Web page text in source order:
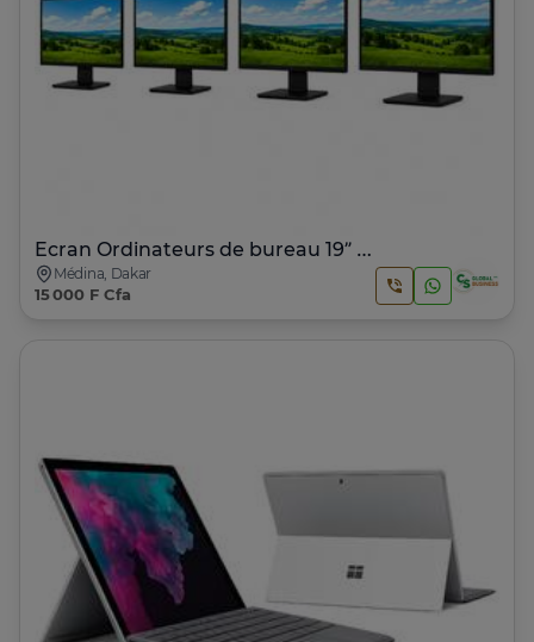
Ecran Ordinateurs de bureau 19” • 20” • 22” • 23” • 24”
Médina, Dakar
15 000 F Cfa